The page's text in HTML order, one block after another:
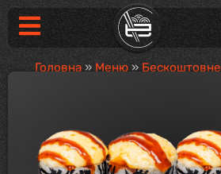
Головна» Меню» Бескоштовне